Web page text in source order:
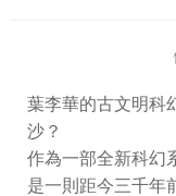
葉李華的古文明科
沙？
作為一部全新科幻
是一則距今三千年